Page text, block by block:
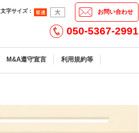
お問い合わせ
文字サイズ：
050-5367-2991
M&A遵守宣言 利用規約等